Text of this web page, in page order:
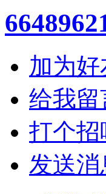
加为好
给我留
打个招
发送消